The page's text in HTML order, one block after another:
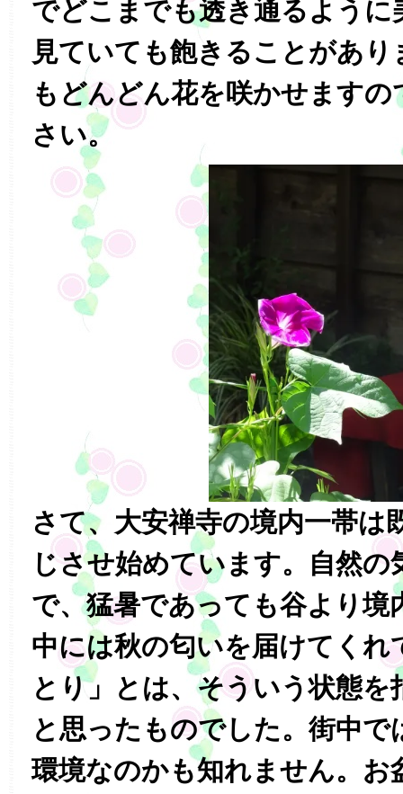
でどこまでも透き通るように
見ていても飽きることがあ
もどんどん花を咲かせますの
さい。
さて、大安禅寺の境内一帯は
じさせ始めています。自然の
で、猛暑であっても谷より境
中には秋の匂いを届けてくれ
とり」とは、そういう状態
と思ったものでした。街中
環境なのかも知れません。お